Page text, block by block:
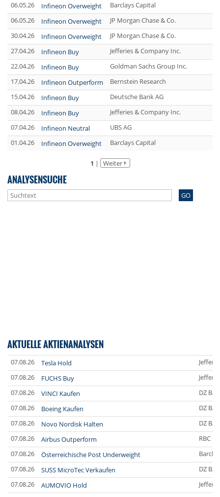
06.05.26
Infineon Overweight
Barclays Capital
06.05.26
Infineon Overweight
JP Morgan Chase & Co.
30.04.26
Infineon Overweight
JP Morgan Chase & Co.
27.04.26
Infineon Buy
Jefferies & Company Inc.
22.04.26
Infineon Buy
Goldman Sachs Group Inc.
17.04.26
Infineon Outperform
Bernstein Research
15.04.26
Infineon Buy
Deutsche Bank AG
08.04.26
Infineon Buy
Jefferies & Company Inc.
07.04.26
Infineon Neutral
UBS AG
01.04.26
Infineon Overweight Barclays Capital
1 | Weiter
ANALYSENSUCHE
GO
AKTUELLE AKTIENANALYSEN
07.08.26 Tesla Hold
07.08.26
FUCHS Buy
07.08.26
VINCI Kaufen
DZ
07.08.26
Boeing Kaufen
DZ
07.08.26
Novo Nordisk Halten
DZ
07.08.26
Airbus Outperform
RBC
07.08.26
Österreichische Post Underweight
07.08.26
SUSS MicroTec Verkaufen
DZ
07.08.26
AUMOVIO Hold